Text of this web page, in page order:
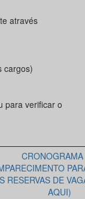
através
cargos)
para verificar o
RESERVAS DE
AQUI)